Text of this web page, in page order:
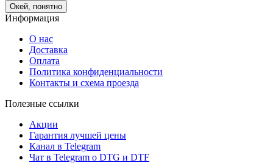
Окей, понятно
Информация
О нас
Доставка
Оплата
Политика конфиденциальности
Контакты и схема проезда
Полезные ссылки
Акции
Гарантия лучшей цены
Канал в Telegram
Чат в Telegram о DTG и DTF